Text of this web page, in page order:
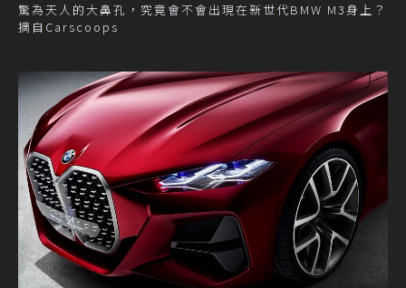
驚為天人的大鼻孔，究竟會不會出現在新世代BMW M3身上？
摘自Carscoops